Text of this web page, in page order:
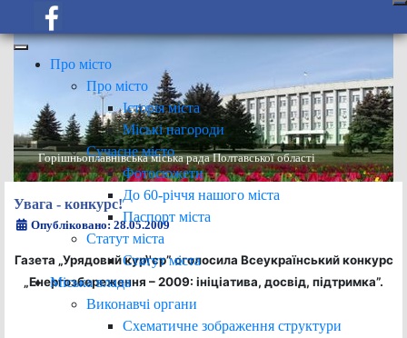
Про місто
Про місто
Історія міста
Міські нагороди
Сучасне місто
Фотосюжети
До 60-річчя нашого міста
Паспорт міста
Статут міста
Статут міста
Міська влада
Виконавчі органи
Схематичне зображення структури
Горішньоплавнівська міська рада Полтавської області
Увага - конкурс!
Опубліковано: 28.05.2009
Газета „Урядовий кур\'єр” оголосила Всеукраїнський конкурс
„Енергозбереження – 2009: ініціатива, досвід, підтримка”.